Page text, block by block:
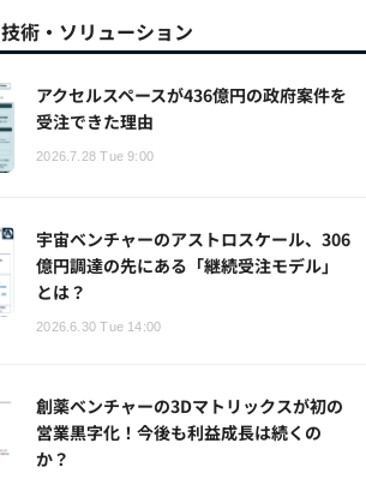
技術・ソリューション
アクセルスペースが436億円の政府案件を
受注できた理由
2026.7.28 Tue 9:00
宇宙ベンチャーのアストロスケール、306
億円調達の先にある「継続受注モデル」
とは？
2026.6.30 Tue 14:00
創薬ベンチャーの3Dマトリックスが初の
営業黒字化！今後も利益成長は続くの
か？